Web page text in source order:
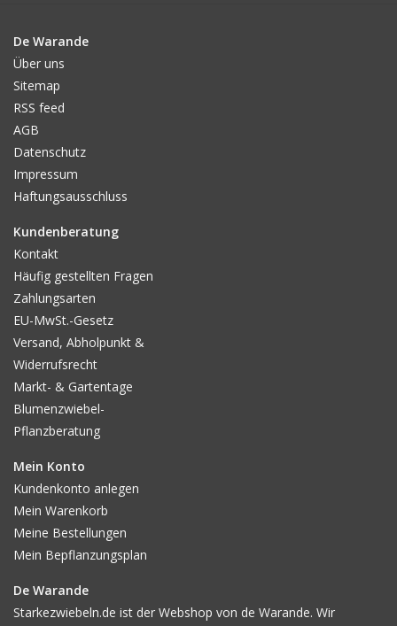
De Warande
Über uns
Sitemap
RSS feed
AGB
Datenschutz
Impressum
Haftungsausschluss
Kundenberatung
Kontakt
Häufig gestellten Fragen
Zahlungsarten
EU-MwSt.-Gesetz
Versand, Abholpunkt &
Widerrufsrecht
Markt- & Gartentage
Blumenzwiebel-
Pflanzberatung
Mein Konto
Kundenkonto anlegen
Mein Warenkorb
Meine Bestellungen
Mein Bepflanzungsplan
De Warande
Starkezwiebeln.de ist der Webshop von de Warande. Wir